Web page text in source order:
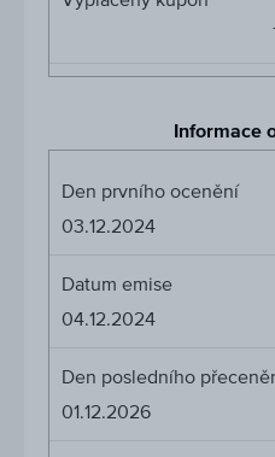
Informace
Den prvního ocenění
03.12.2024
Datum emise
04.12.2024
Den posledního
01.12.2026